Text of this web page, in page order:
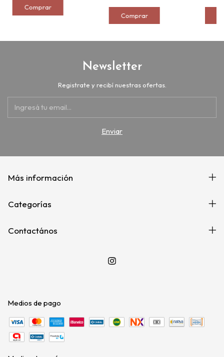
Newsletter
Registrate y recibí nuestras ofertas.
Más información
Categorías
Contactános
Medios de pago